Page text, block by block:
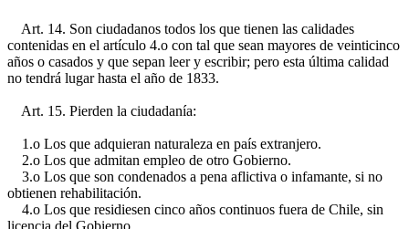
Art. 14. Son ciudadanos todos los que tienen las calidades
contenidas en el artículo 4.o con tal que sean mayores de veinticinco
años o casados y que sepan leer y escribir; pero esta última calidad
no tendrá lugar hasta el año de 1833.
Art. 15. Pierden la ciudadanía:
1.o Los que adquieran naturaleza en país extranjero.
2.o Los que admitan empleo de otro Gobierno.
3.o Los que son condenados a pena aflictiva o infamante, si no
obtienen rehabilitación.
4.o Los que residiesen cinco años continuos fuera de Chile, sin
licencia del Gobierno.